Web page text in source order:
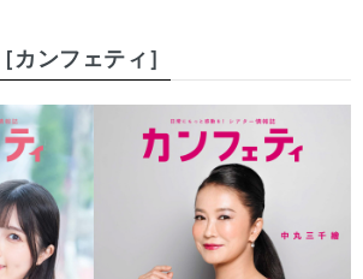
ンフェティ］